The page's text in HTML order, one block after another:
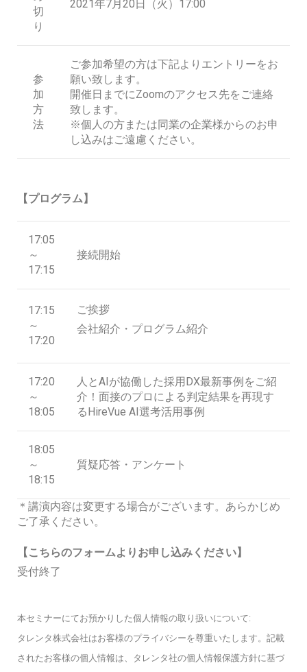
切
り
2021年7月20日（火）17:00
参
加
方
法
ご参加希望の方は下記よりエントリーをお
願い致します。
開催日までにZoomのアクセス先をご連絡
致します。
※個人の方または同業の企業様からのお申
し込みはご遠慮ください。
【プログラム】
17:05
～
17:15
接続開始
17:15
～
17:20
ご挨拶
会社紹介・プログラム紹介
17:20
～
18:05
人とAIが協働した採用DX最新事例をご紹
介！面接のプロによる判定結果を再現す
るHireVue AI選考活用事例
18:05
～
18:15
質疑応答・アンケート
＊講演内容は変更する場合がございます。あらかじめ
ご了承ください。
【こちらのフォームよりお申し込みください】
受付終了
本セミナーにてお預かりした個人情報の取り扱いについて:
タレンタ株式会社はお客様のプライバシーを尊重いたします。記載
されたお客様の個人情報は、タレンタ社の個人情報保護方針に基づ